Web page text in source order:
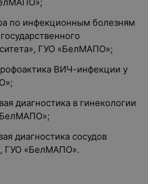
по инфекционным болезням
ГУО «БелМАПО»;
ВИЧ-инфекции у
диагностика в гинекологии
диагностика сосудов
ГУО «БелМАПО».